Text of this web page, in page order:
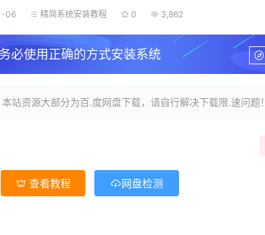
06 精简系统安装教程 0 3,862
必使用正确的方式安装系统
本站资源大部分为百.度网盘下载，请自行解决下载限.速问题！
查看教程 网盘检测